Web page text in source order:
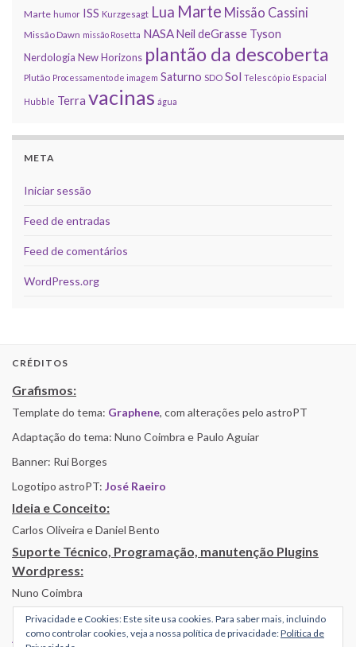
Marte humor ISS Kurzgesagt Lua Marte Missão Cassini
Missão Dawn missão Rosetta NASANeil deGrasse Tyson
Nerdologia New Horizons plantão da descoberta
Plutão Processamento de imagem Saturno SDO Sol Telescópio Espacial
Hubble Terra vacinas água
META
Iniciar sessão
Feed de entradas
Feed de comentários
WordPress.org
CRÉDITOS
Grafismos:
Template do tema: Graphene, com alterações pelo astroPT
Adaptação do tema: Nuno Coimbra e Paulo Aguiar
Banner: Rui Borges
Logotipo astroPT: José Raeiro
Ideia e Conceito:
Carlos Oliveira e Daniel Bento
Suporte Técnico, Programação, manutenção Plugins
Wordpress:
Nuno Coimbra
Alojamento por Simbiose
Privacidade e Cookies: Este site usa cookies. Para saber mais, incluindo
como controlar cookies, veja a nossa política de privacidade:Política de